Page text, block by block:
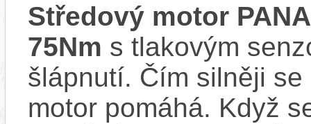
Středový motor
75Nm s tlakovým
šlápnutí. Čím silněji
motor pomáhá. Když